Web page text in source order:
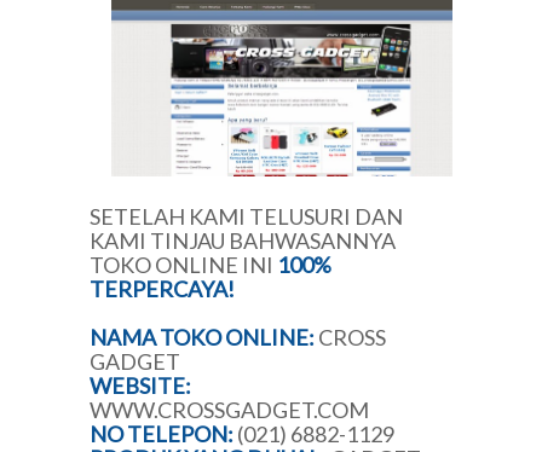
SETELAH KAMI TELUSURI DAN
KAMI TINJAU BAHWASANNYA
TOKO ONLINE INI 100%
TERPERCAYA!
NAMA TOKO ONLINE: CROSS
GADGET
WEBSITE:
WWW.CROSSGADGET.COM
NO TELEPON: (021) 6882-1129